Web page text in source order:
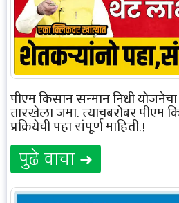
पीएम किसान सन्मान निधी योजनेचा
तारखेला जमा, त्याचबरोबर पीएम
प्रक्रियेची पहा संपूर्ण माहिती.!
पुढे वाचा ➜